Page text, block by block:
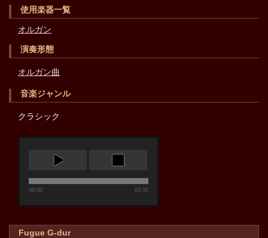
使用楽器一覧
オルガン
演奏形態
オルガン曲
音楽ジャンル
クラシック
00:00 03:31
Fugue G-dur